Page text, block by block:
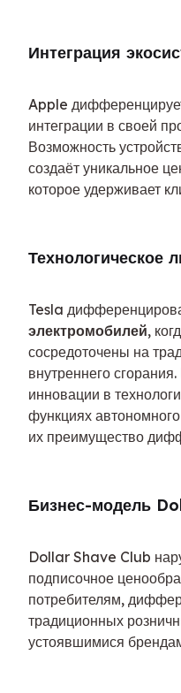
Интеграция
Apple
интеграции в своей
Возможность
создаёт уникальное
которое удерживает
Технологическое
Tesla
электромобилей,
сосредоточены на
внутреннего
инновации в
функциях
их преимущество
Бизнес-модель
Dollar Shave Club
подписочное
потребителям,
традиционных
устоявшимися